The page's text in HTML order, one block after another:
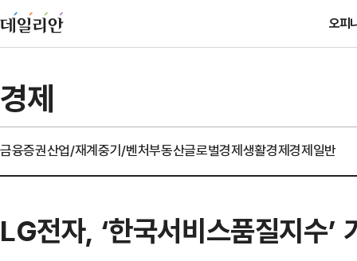
오피
경제
금융증권산업/재계중기/벤처부동산글로벌경제생활경제경제일반
LG전자, ‘한국서비스품질지수